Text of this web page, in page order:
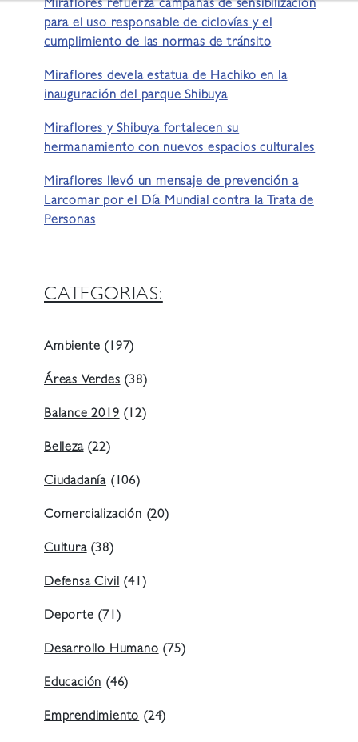
Miraflores refuerza campañas de sensibilización
para el uso responsable de ciclovías y el
cumplimiento de las normas de tránsito
Miraflores devela estatua de Hachiko en la
inauguración del parque Shibuya
Miraflores y Shibuya fortalecen su
hermanamiento con nuevos espacios culturales
Miraflores llevó un mensaje de prevención a
Larcomar por el Día Mundial contra la Trata de
Personas
CATEGORIAS:
Ambiente(197)
Áreas Verdes(38)
Balance 2019(12)
Belleza(22)
Ciudadanía (106)
Comercialización(20)
Cultura(38)
Defensa Civil(41)
Deporte(71)
Desarrollo Humano(75)
Educación(46)
Emprendimiento(24)